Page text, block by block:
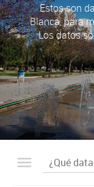
Estos son
Blanca, para
Los datos